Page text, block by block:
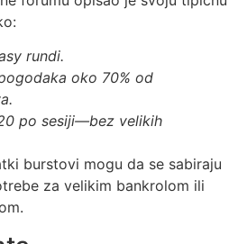
rundi.
oko 70% od
po sesiji—bez velikih
burstovi mogu da se sabiraju
za velikim bankrolom ili